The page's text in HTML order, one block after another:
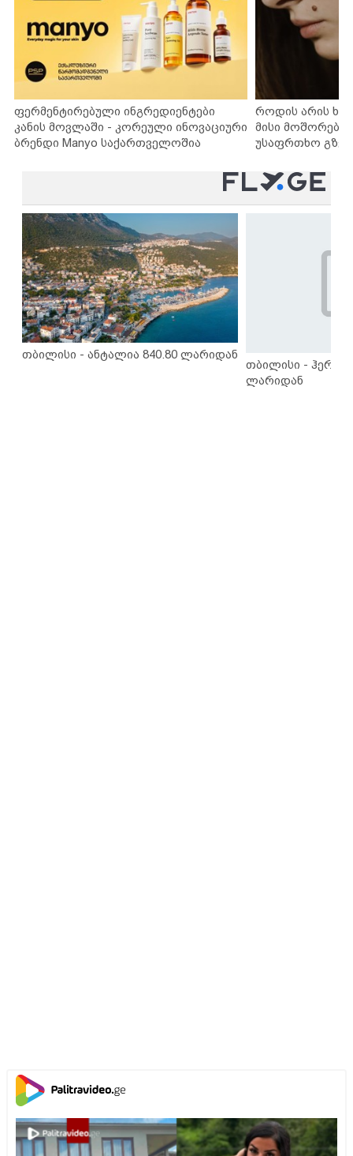
ფერმენტირებული ინგრედიენტები
კანის მოვლაში - კორეული ინოვაციური
ბრენდი Manyo საქართველოშია
როდის არის
მისი
უსაფრთხო
თბილისი - ანტალია 840.80 ლარიდან
თბილისი -
ლარიდან